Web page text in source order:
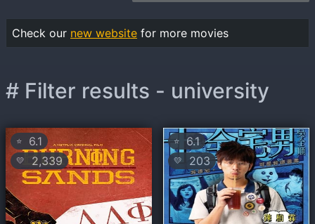
# Filter results - university
⭐ 6.1
💛 2,339
⭐ 6.1
💛 203
Check our new website for more movies